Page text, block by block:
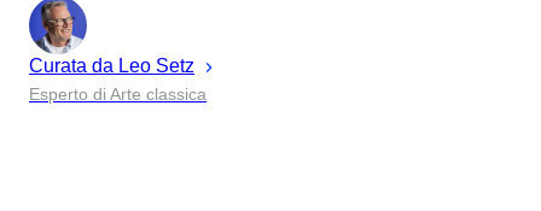
Curata da Leo Setz
Esperto di Arte classica